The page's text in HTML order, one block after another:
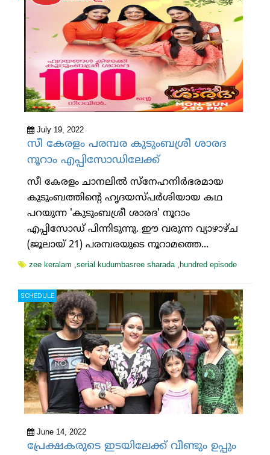
July 19, 2022
സീ കേരളം പരമ്പര കുടുംബശ്രീ ശാരദ
നൂറാം എപ്പിസോഡിലേക്ക്
സീ കേരളം ചാനലിൽ സ്നേഹനിർഭരമായ
കുടുംബത്തിന്റെ ഹൃദയസ്പർശിയായ കഥ
പറയുന്ന 'കുടുംബശ്രീ ശാരദ' നൂറാം
എപ്പിസോഡ് പിന്നിടുന്നു. ഈ വരുന്ന വ്യാഴാഴ്ച
(ജൂലായ് 21) പരമ്പരയുടെ നൂറാമത്തെ...
zee keralam ,serial kudumbasree sharada , hundred episode
SCHEDULE
June 14, 2022
പ്രേക്ഷകരുടെ ഇടയിലേക്ക് വീണ്ടും ഉപ്പും